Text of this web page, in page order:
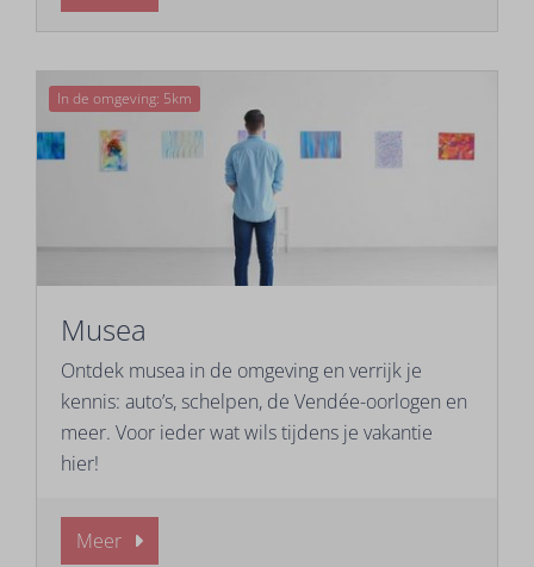
In de omgeving: 5km
Musea
Ontdek musea in de omgeving en verrijk je
kennis: auto’s, schelpen, de Vendée-oorlogen en
meer. Voor ieder wat wils tijdens je vakantie
hier!
Meer